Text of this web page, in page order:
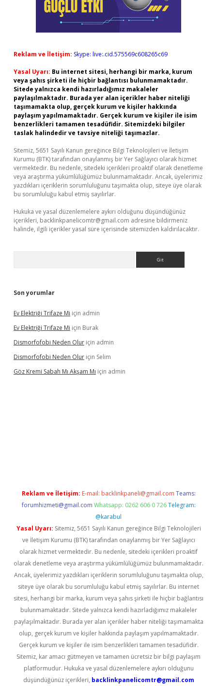
Reklam ve İletişim: Skype: live:.cid.575569c608265c69
Yasal Uyarı: Bu internet sitesi, herhangi bir marka, kurum
veya şahıs şirketi ile hiçbir bağlantısı bulunmamaktadır.
Sitede yalnızca kendi hazırladığımız makaleler
paylaşılmaktadır. Burada yer alan içerikler haber niteliği
taşımamakta olup, gerçek kurum ve kişiler hakkında
paylaşım yapılmamaktadır. Gerçek kurum ve kişiler ile isim
benzerlikleri tamamen tesadüfidir. Sitemizdeki bilgiler
taslak halindedir ve tavsiye niteliği taşımazlar.
Sitemiz, 5651 Sayılı Kanun gereğince Bilgi Teknolojileri ve İletişim
Kurumu (BTK) tarafından onaylanmış bir Yer Sağlayıcı olarak hizmet
vermektedir. Bu nedenle, sitedeki içerikleri proaktif olarak denetleme
veya araştırma yükümlülüğümüz bulunmamaktadır. Ancak, üyelerimiz
yazdıkları içeriklerin sorumluluğunu taşımakta olup, siteye üye olarak
bu sorumluluğu kabul etmiş sayılırlar.
Hukuka ve yasal düzenlemelere aykırı olduğunu düşündüğünüz
içerikleri, backlinkpanelicomtr@gmail.com adresine bildirmeniz
halinde, ilgili içerikler yasal süre içerisinde sitemizden kaldırılacaktır.
Son yorumlar
Ev Elektriği Trifaze Mi için admin
Ev Elektriği Trifaze Mi için Burak
Dismorfofobi Neden Olur için admin
Dismorfofobi Neden Olur için Selim
Göz Kremi Sabah Mı Akşam Mı için admin
Reklam ve İletişim: E-mail: backlinkpaneli@gmail.com Teams:
forumhizmeti@gmail.com Whatsapp: 0262 606 0 726 Telegram:
@karabul
Yasal Uyarı: Sitemiz, 5651 Sayılı Kanun gereğince Bilgi Teknolojileri
ve İletişim Kurumu (BTK) tarafından onaylanmış bir Yer Sağlayıcı
olarak hizmet vermektedir. Bu nedenle, sitedeki içerikleri proaktif
olarak denetleme veya araştırma yükümlülüğümüz bulunmamaktadır.
Ancak, üyelerimiz yazdıkları içeriklerin sorumluluğunu taşımakta olup,
siteye üye olarak bu sorumluluğu kabul etmiş sayılırlar. Bu internet
sitesi, herhangi bir marka, kurum veya şahıs şirketi ile hiçbir bağlantısı
bulunmamaktadır. Sitede yalnızca kendi hazırladığımız makaleler
paylaşılmaktadır. Burada yer alan içerikler haber niteliği taşımamakta
olup, gerçek kurum ve kişiler hakkında paylaşım yapılmamaktadır.
Gerçek kurum ve kişiler ile isim benzerlikleri tamamen tesadüfidir.
Sitemiz, kar amacı gütmeyen ve tamamen ücretsiz bir bilgi paylaşım
platformudur. Hukuka ve yasal düzenlemelere aykırı olduğunu
düşündüğünüz içerikleri, backlinkpanelicomtr@gmail.com